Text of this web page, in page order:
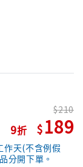
9
210
189
作天(不含例假
分開下單。